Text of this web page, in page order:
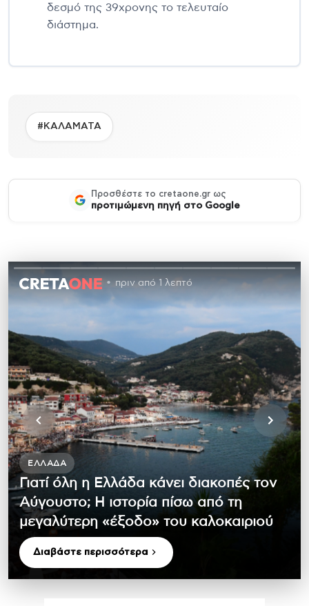
δεσμό της 39χρονης το τελευταίο
διάστημα.
#ΚΑΛΑΜΑΤΑ
Προσθέστε το cretaone.gr ως
προτιμώμενη πηγή στο Google
πριν από 1 λεπτό
ΕΛΛΆΔΑ
Γιατί όλη η Ελλάδα κάνει διακοπές τον
Αύγουστο; Η ιστορία πίσω από τη
μεγαλύτερη «έξοδο» του καλοκαιριού
Διαβάστε περισσότερα